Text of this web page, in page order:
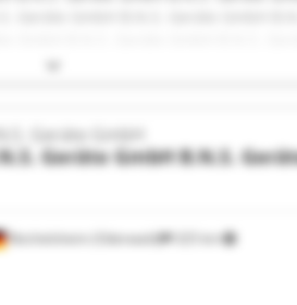
Reichelsheim (Odenwald) 325 km
Geräte GmbH
Geräte GmbHB.N.S.